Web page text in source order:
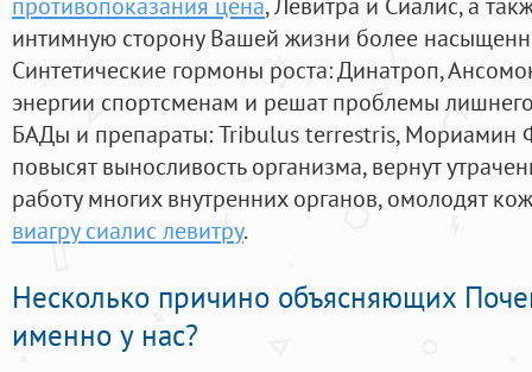
интимную сторону Вашей жизни более
Синтетические гормоны роста: Динатроп,
энергии спортсменам и решат проблемы
БАДы и препараты:Tribulus terrestris, Мориамин
повысят выносливость организма, вернут
работу многих внутренних органов, омолодят
виагру сиалис левитру.
Несколько причино объясняющих
именно у нас?